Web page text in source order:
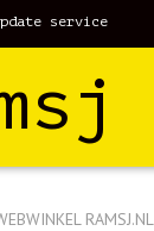
service
RAMSJ.NL